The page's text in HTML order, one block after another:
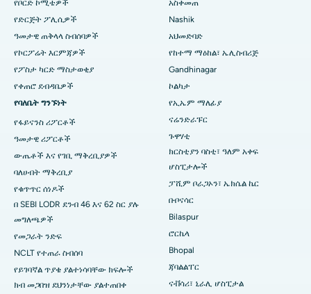
በአሬፓሊ፣ ዋራንጋል ውስጥ ምርጥ ሆስፒታል
በአሬራ ኮሎኒ፣ ቦፓል ውስጥ ምርጥ ሆስፒታል
በጃያናጋር፣ ባንጋሎር ውስጥ የሚገኝ ምርጥ ሆስፒታል
ምርጥ ሆስፒታል በራምጂ ናጋር፣ ኔሎር
በሴክተር-19 ፣ ሩርኬላ ውስጥ ያለው ምርጥ ሆስፒታል
በስዋርጌት፣ ፑን ውስጥ ምርጥ ሆስፒታል
በደቡብ ዴልሂ ውስጥ ምርጥ የሴቶች የካንሰር ሆስፒታል
የቦርድ ኮሚቴዎች
የድርጅት ፖሊሲዎች
ዓመታዊ ጠቅላላ ስብሰባዎች
የኮርፖሬት እርምጃዎች
የፖስታ ካርድ ማስታወቂያ
የቀጠሮ ደብዳቤዎች
የባለቤት ግንኙነት
የፋይናንስ ሪፖርቶች
ዓመታዊ ሪፖርቶች
ውጤቶች እና የገቢ ማቅረቢያዎች
ባለሀብት ማቅረቢያ
የቁጥጥር ሰነዶች
በ SEBI LODR ደንብ 46 እና 62 ስር ያሉ
መግለጫዎች
የመጋራት ንድፍ
NCLT የተጠራ ስብሰባ
የይገባኛል ጥያቄ ያልተነሳባቸው ክፍሎች
ክብ መጋበዝ ደህንነታቸው ያልተጠበቀ
አስቀመጠ
Nashik
አህመድባድ
የከተማ ማዕከል፣ ኤሊስብሪጅ
Gandhinagar
ኮልካታ
የኢኤም ማለፊያ
ናሬንድራፑር
ጉዋሃቲ
ክርስቲያን ባስቲ፣ ዓለም አቀፍ
ሆስፒታሎች
ፓሺም ቦራጋኦን፣ ኤክሴል ኬር
ቡቦናሳር
Bilaspur
ሮርኬላ
Bhopal
ጃባልልፐር
ናቭሳሪ፣ ኒራሊ ሆስፒታል